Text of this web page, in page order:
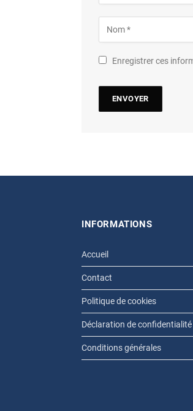
Enregistrer ces
INFORMATIONS
Accueil
Contact
Politique de cookies
Déclaration de confidentialité
Conditions générales